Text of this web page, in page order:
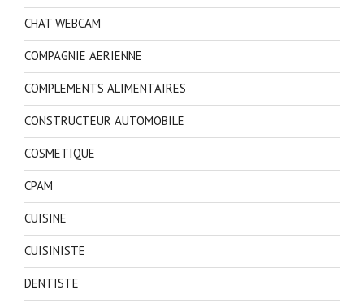
CHAT WEBCAM
COMPAGNIE AERIENNE
COMPLEMENTS ALIMENTAIRES
CONSTRUCTEUR AUTOMOBILE
COSMETIQUE
CPAM
CUISINE
CUISINISTE
DENTISTE